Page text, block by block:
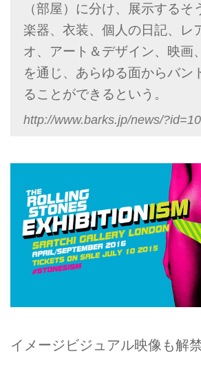
（部屋）に分け、展示するそ
楽器、衣装、個人の日記、レ
オ、アート＆デザイン、映画
を通じ、あらゆる面からバン
ることができるという。
http://www.barks.jp/news/
イメージビジュアル映像も解禁